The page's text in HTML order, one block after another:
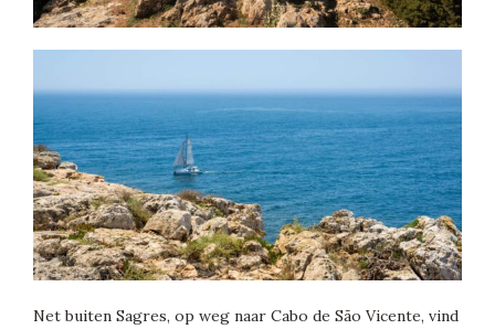
Net buiten Sagres, op weg naar Cabo de São Vicente, vind